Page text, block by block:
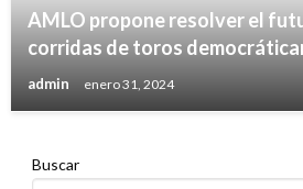
AMLO propone resolver el
corridas de toros
admin enero 31, 2024
Buscar